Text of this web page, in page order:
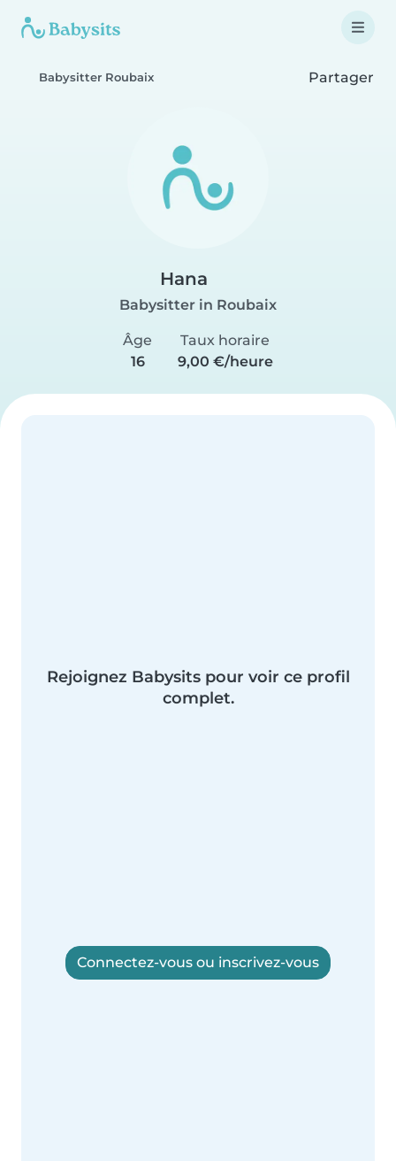
Babysitter Roubaix Partager
Hana
Babysitter in Roubaix
Âge
16
Taux horaire
9,00 €/heure
Rejoignez Babysits pour voir ce profil
complet.
Connectez-vous ou inscrivez-vous